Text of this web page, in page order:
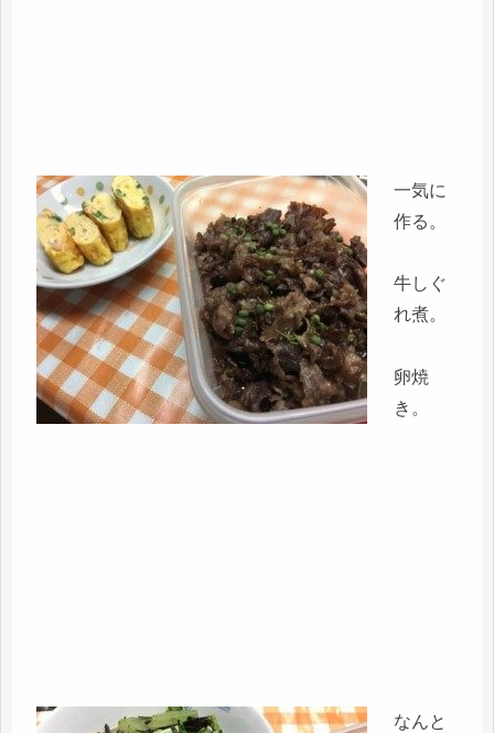
一気に
作る。
牛しぐ
れ煮。
卵焼
き。
なんと